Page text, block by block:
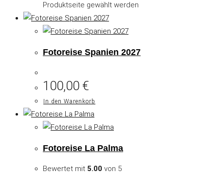
Produktseite gewählt werden
Fotoreise Spanien 2027
100,00 €
In den Warenkorb
Fotoreise La Palma
Bewertet mit 5.00 von 5